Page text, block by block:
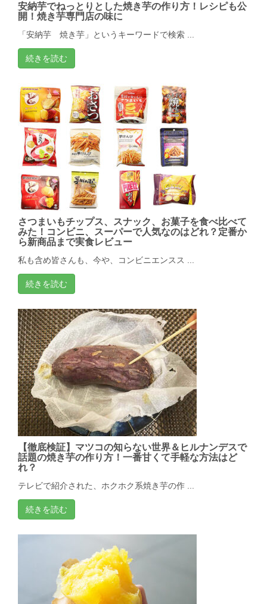
安納芋でねっとりとした焼き芋の作り方！レシピも公
開！焼き芋専門店の味に
「安納芋 焼き芋」というキーワードで検索 ...
続きを読む
さつまいもチップス、スナック、お菓子を食べ比べて
みた！コンビニ、スーパーで人気なのはどれ？定番か
ら新商品まで実食レビュー
私も含め皆さんも、今や、コンビニエンスス ...
続きを読む
【徹底検証】マツコの知らない世界＆ヒルナンデスで
話題の焼き芋の作り方！一番甘くて手軽な方法はど
れ？
テレビで紹介された、ホクホク系焼き芋の作 ...
続きを読む